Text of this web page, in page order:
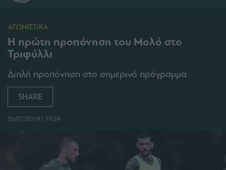
ΑΓΩΝΙΣΤΙΚΑ
Η πρώτη προπόνηση του Μολό στο
Τριφύλλι
Διπλή προπόνηση στο σημερινό πρόγραμμα
SHARE
26/07/2019 | 19:24